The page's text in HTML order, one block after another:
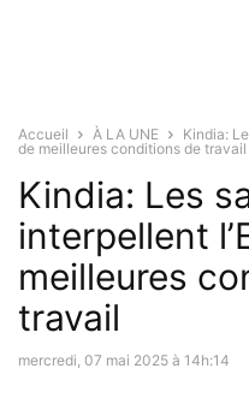
Accueil À LA UNE
Kindia:
de meilleures conditions de travail
Kindia: Les
interpellent
meilleures
travail
mercredi, 07 mai 2025 à 14h:14